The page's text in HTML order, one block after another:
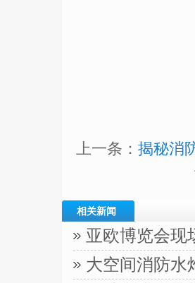
上一条： 揭秘消
相关新闻
亚欧博览会现
大空间消防水